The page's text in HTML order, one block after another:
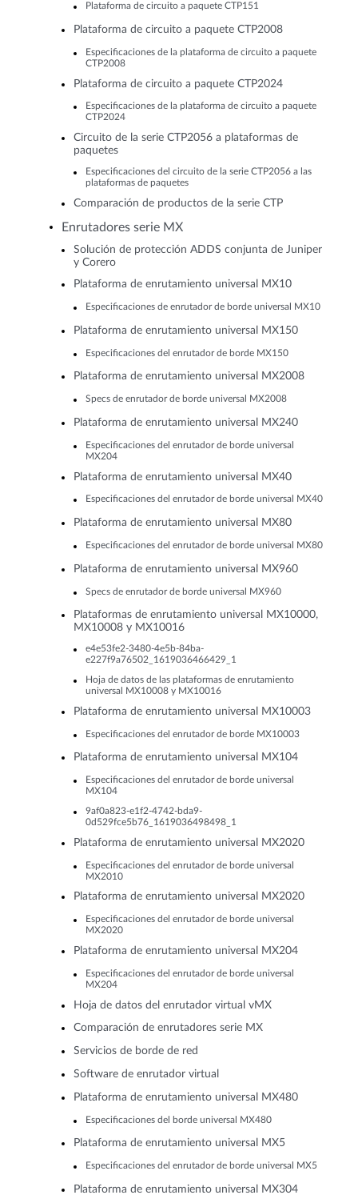
Plataforma de circuito a paquete CTP151
Plataforma de circuito a paquete CTP2008
Especificaciones de la plataforma de circuito a paquete
CTP2008
Plataforma de circuito a paquete CTP2024
Especificaciones de la plataforma de circuito a paquete
CTP2024
Circuito de la serie CTP2056 a plataformas de
paquetes
Especificaciones del circuito de la serie CTP2056 a las
plataformas de paquetes
Comparación de productos de la serie CTP
Enrutadores serie MX
Solución de protección ADDS conjunta de Juniper
y Corero
Plataforma de enrutamiento universal MX10
Especificaciones de enrutador de borde universal MX10
Plataforma de enrutamiento universal MX150
Especificaciones del enrutador de borde MX150
Plataforma de enrutamiento universal MX2008
Specs de enrutador de borde universal MX2008
Plataforma de enrutamiento universal MX240
Especificaciones del enrutador de borde universal
MX204
Plataforma de enrutamiento universal MX40
Especificaciones del enrutador de borde universal MX40
Plataforma de enrutamiento universal MX80
Especificaciones del enrutador de borde universal MX80
Plataforma de enrutamiento universal MX960
Specs de enrutador de borde universal MX960
Plataformas de enrutamiento universal MX10000,
MX10008 y MX10016
e4e53fe2-3480-4e5b-84ba-
e227f9a76502_1619036466429_1
Hoja de datos de las plataformas de enrutamiento
universal MX10008 y MX10016
Plataforma de enrutamiento universal MX10003
Especificaciones del enrutador de borde MX10003
Plataforma de enrutamiento universal MX104
Especificaciones del enrutador de borde universal
MX104
9af0a823-e1f2-4742-bda9-
0d529fce5b76_1619036498498_1
Plataforma de enrutamiento universal MX2020
Especificaciones del enrutador de borde universal
MX2010
Plataforma de enrutamiento universal MX2020
Especificaciones del enrutador de borde universal
MX2020
Plataforma de enrutamiento universal MX204
Especificaciones del enrutador de borde universal
MX204
Hoja de datos del enrutador virtual vMX
Comparación de enrutadores serie MX
Servicios de borde de red
Software de enrutador virtual
Plataforma de enrutamiento universal MX480
Especificaciones del borde universal MX480
Plataforma de enrutamiento universal MX5
Especificaciones del enrutador de borde universal MX5
Plataforma de enrutamiento universal MX304